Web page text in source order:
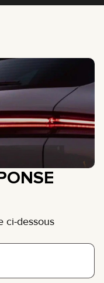
ci-dessous